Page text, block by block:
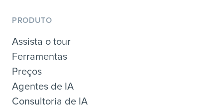
PRODUTO
Assista o tour
Ferramentas
Preços
Agentes de IA
Consultoria de IA